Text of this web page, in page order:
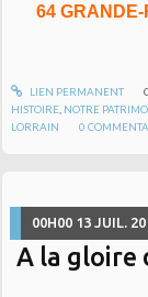
64 GRANDE-
LIEN PERMANENT
HISTOIRE NOTRE
LORRAIN
0
00H00 13 JUIL.
A la gloire